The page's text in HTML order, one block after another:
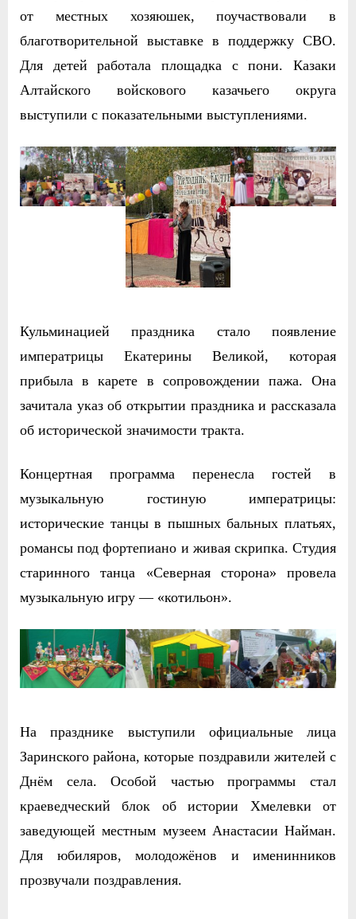
от местных хозяюшек, поучаствовали в
благотворительной выставке в поддержку СВО.
Для детей работала площадка с пони. Казаки
Алтайского войскового казачьего округа
выступили с показательными выступлениями.
Кульминацией праздника стало появление
императрицы Екатерины Великой, которая
прибыла в карете в сопровождении пажа. Она
зачитала указ об открытии праздника и рассказала
об исторической значимости тракта.
Концертная программа перенесла гостей в
музыкальную гостиную императрицы:
исторические танцы в пышных бальных платьях,
романсы под фортепиано и живая скрипка. Студия
старинного танца «Северная сторона» провела
музыкальную игру — «котильон».
На празднике выступили официальные лица
Заринского района, которые поздравили жителей с
Днём села. Особой частью программы стал
краеведческий блок об истории Хмелевки от
заведующей местным музеем Анастасии Найман.
Для юбиляров, молодожёнов и именинников
прозвучали поздравления.